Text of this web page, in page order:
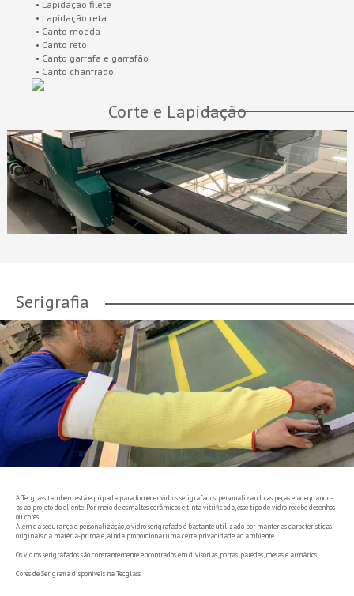
• Lapidação filete
• Lapidação reta
• Canto moeda
• Canto reto
• Canto garrafa e garrafão
• Canto chanfrado.
Corte e Lapidação
Serigrafia
A Tecglass também está equipada para fornecer vidros serigrafados, personalizando as peças e adequando-
as ao projeto do cliente. Por meio de esmaltes cerâmicos e tinta vitrificada, esse tipo de vidro recebe desenhos
ou cores.
Além da segurança e personalização, o vidro serigrafado é bastante utilizado por manter as características
originais da matéria-prima e, ainda proporcionar uma certa privacidade ao ambiente.
Os vidros serigrafados são constantemente encontrados em divisórias, portas, paredes, mesas e armários.
Cores de Serigrafia disponíveis na Tecglass